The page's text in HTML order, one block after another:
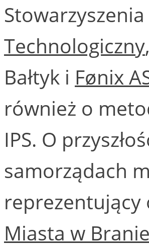
Stowarzyszenia
Technologiczny
Bałtyk i Fønix
również o
IPS. O
samorządach
Miasta w